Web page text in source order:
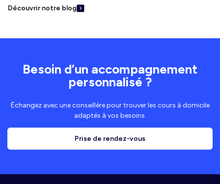
Découvrir notre blog
Besoin d’un accompagnement
personnalisé ?
Échangez avec une conseillère pour trouver les cours à domicile
adaptés à vos besoins.
Prise de rendez-vous